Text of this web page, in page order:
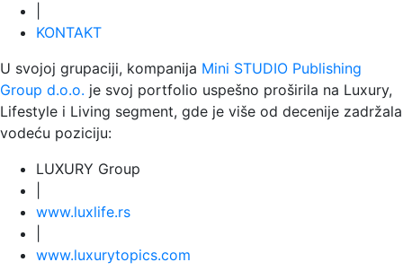
KONTAKT
U svojoj grupaciji, kompanija Mini STUDIO Publishing
Group d.o.o. je svoj portfolio uspešno proširila na Luxury,
Lifestyle i Living segment, gde je više od decenije zadržala
vodeću poziciju:
LUXURY Group
www.luxlife.rs
www.luxurytopics.com